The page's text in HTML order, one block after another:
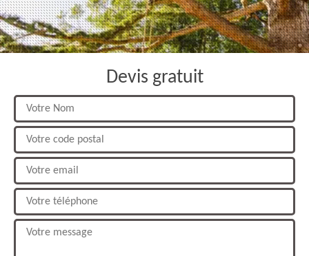
Devis gratuit